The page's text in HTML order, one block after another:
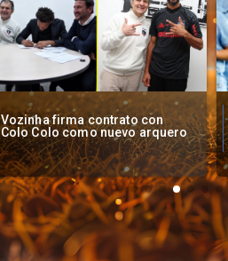
O'Higgins cae por penales ante
Boca Juniors en Copa
Sudamericana